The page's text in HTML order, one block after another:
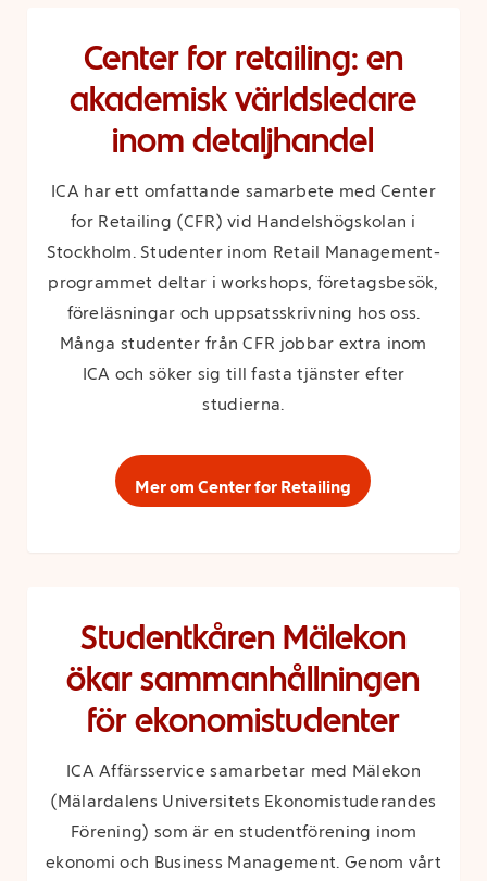
Center for retailing: en
akademisk världsledare
inom detaljhandel
ICA har ett omfattande samarbete med Center
for Retailing (CFR) vid Handelshögskolan i
Stockholm. Studenter inom Retail Management-
programmet deltar i workshops, företagsbesök,
föreläsningar och uppsatsskrivning hos oss.
Många studenter från CFR jobbar extra inom
ICA och söker sig till fasta tjänster efter
studierna.
Mer om Center for Retailing
Studentkåren Mälekon
ökar sammanhållningen
för ekonomistudenter
ICA Affärsservice samarbetar med Mälekon
(Mälardalens Universitets Ekonomistuderandes
Förening) som är en studentförening inom
ekonomi och Business Management. Genom vårt